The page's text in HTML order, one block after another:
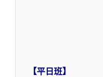
【平日班】